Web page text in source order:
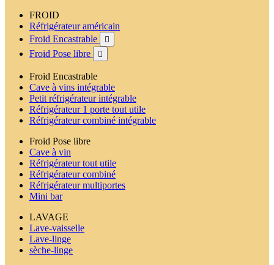
FROID
Réfrigérateur américain
Froid Encastrable

Froid Pose libre 
Froid Encastrable
Cave à vins intégrable
Petit réfrigérateur intégrable
Réfrigérateur 1 porte tout utile
Réfrigérateur combiné intégrable
Froid Pose libre
Cave à vin
Réfrigérateur tout utile
Réfrigérateur combiné
Réfrigérateur multiportes
Mini bar
LAVAGE
Lave-vaisselle
Lave-linge
sèche-linge